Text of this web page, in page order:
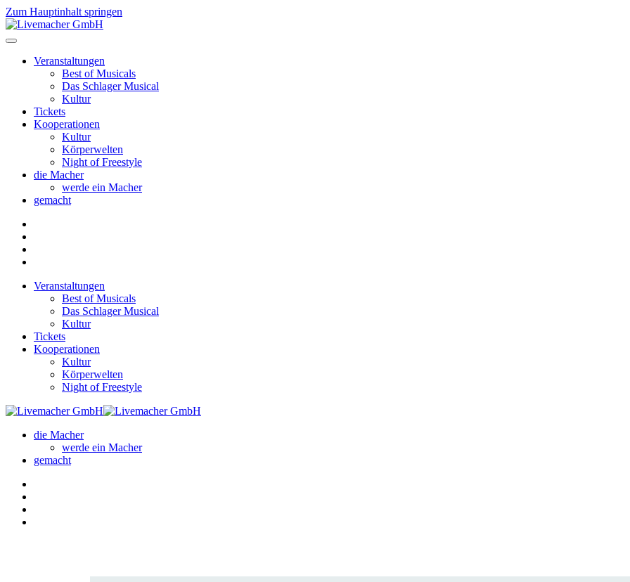
Zum Hauptinhalt springen
Veranstaltungen
Best of Musicals
Das Schlager Musical
Kultur
Tickets
Kooperationen
Kultur
Körperwelten
Night of Freestyle
die Macher
werde ein Macher
gemacht
Veranstaltungen
Best of Musicals
Das Schlager Musical
Kultur
Tickets
Kooperationen
Kultur
Körperwelten
Night of Freestyle
die Macher
werde ein Macher
gemacht